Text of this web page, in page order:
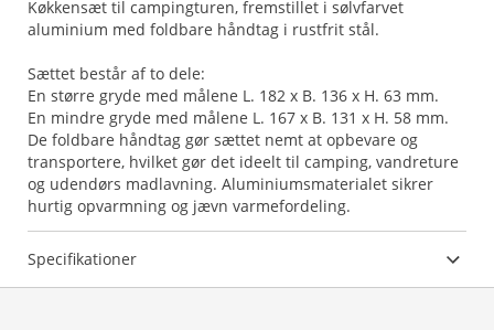
Køkkensæt til campingturen, fremstillet i sølvfarvet
aluminium med foldbare håndtag i rustfrit stål.
Sættet består af to dele:
En større gryde med målene L. 182 x B. 136 x H. 63 mm.
En mindre gryde med målene L. 167 x B. 131 x H. 58 mm.
De foldbare håndtag gør sættet nemt at opbevare og
transportere, hvilket gør det ideelt til camping, vandreture
og udendørs madlavning. Aluminiumsmaterialet sikrer
hurtig opvarmning og jævn varmefordeling.
Specifikationer